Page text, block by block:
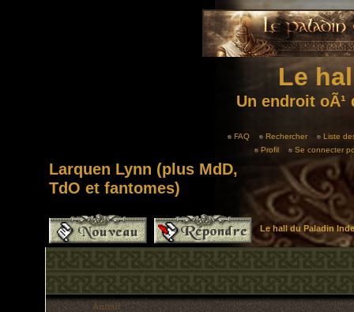
Le
Un endroit
FAQ Rechercher
Liste
Profil
Se connecter
Larquen Lynn (plus MdD,
TdO et fantomes)
Le hall du Paladin
Auteur